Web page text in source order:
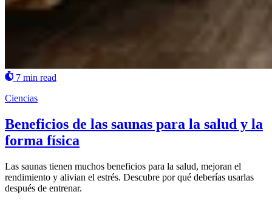
7 min read
Ciencias
Beneficios de las saunas para la salud y la
forma física
Las saunas tienen muchos beneficios para la salud, mejoran el
rendimiento y alivian el estrés. Descubre por qué deberías usarlas
después de entrenar.